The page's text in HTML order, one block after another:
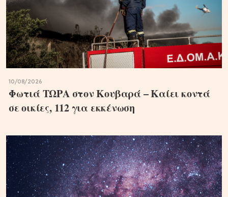
10/08/2026
Φωτιά ΤΩΡΑ στον Κουβαρά – Καίει κοντά
σε οικίες, 112 για εκκένωση